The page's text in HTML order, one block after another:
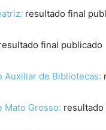
resultado final
final publicado
Auxiliar de Bibliotecas:
Mato Grosso: resultado